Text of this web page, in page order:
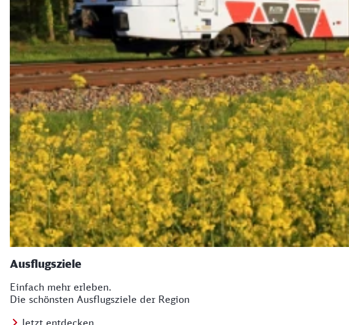
Ausflugsziele
Einfach mehr erleben.
Die schönsten Ausflugsziele der Region
Jetzt entdecken